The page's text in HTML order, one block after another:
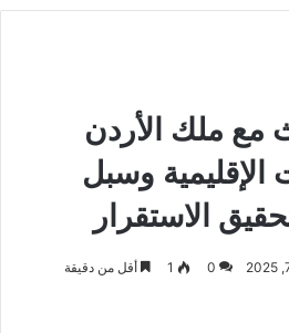
مع ملك الأردن
الإقليمية وسبل
الاستقرار
0
1 أقل من دقيقة